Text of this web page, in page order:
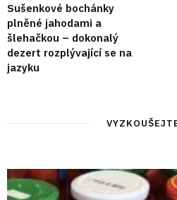
Sušenkové bochánky
plněné jahodami a
šlehačkou – dokonalý
dezert rozplývající se na
jazyku